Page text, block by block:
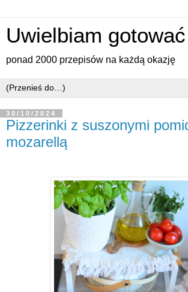
Uwielbiam gotować
ponad 2000 przepisów na każdą okazję
30/10/2024
Pizzerinki z suszonymi
mozarellą